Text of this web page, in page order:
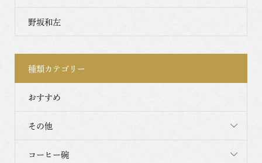
野坂和左
種類カテゴリー
おすすめ
その他
コーヒー碗